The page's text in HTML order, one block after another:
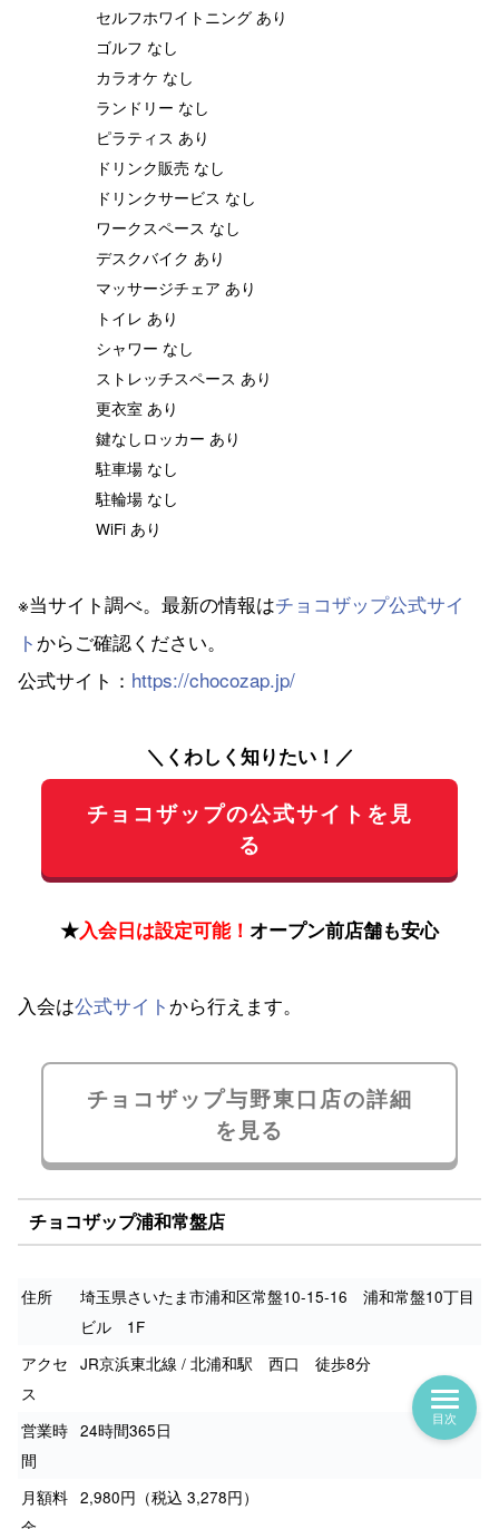
セルフホワイトニング あり
ゴルフ なし
カラオケ なし
ランドリー なし
ピラティス あり
ドリンク販売 なし
ドリンクサービス なし
ワークスペース なし
デスクバイク あり
マッサージチェア あり
トイレ あり
シャワー なし
ストレッチスペース あり
更衣室 あり
鍵なしロッカー あり
駐車場 なし
駐輪場 なし
WiFi あり
※当サイト調べ。最新の情報はチョコザップ公式サイ
ト からご確認ください。
公式サイト： https://chocozap.jp/
＼くわしく知りたい！／
チョコザップの公式サイトを見
る
★入会日は設定可能！ オープン前店舗も安心
入会は公式サイト から行えます。
チョコザップ与野東口店の詳細
を見る
チョコザップ浦和常盤店
住所
埼玉県さいたま市浦和区常盤10-15-16 浦和常盤10丁目
ビル 1F
アクセ
ス
JR京浜東北線 / 北浦和駅 西口 徒歩8分
営業時
間
24時間365日
月額料 2,980円（税込 3,278円）
目次